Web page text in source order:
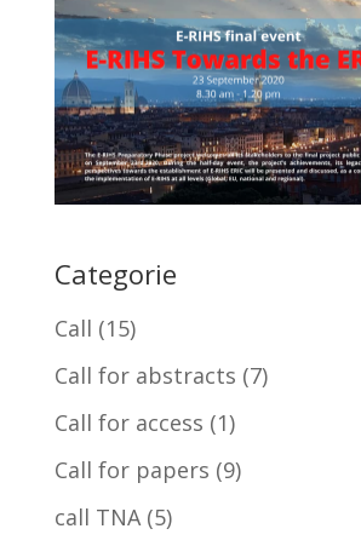
Categorie
Call (15)
Call for abstracts (7)
Call for access (1)
Call for papers (9)
call TNA(5)